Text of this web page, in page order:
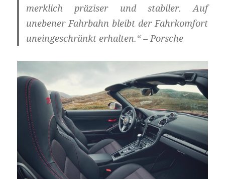
merklich präziser und stabiler. Auf
unebener Fahrbahn bleibt der Fahrkomfort
uneingeschränkt erhalten.“ – Porsche